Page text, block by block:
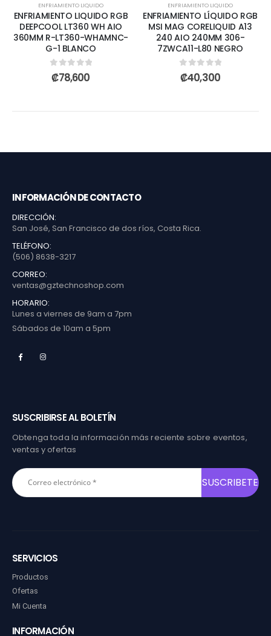
ENFRIAMIENTO LIQUIDO
ENFRIAMIENTO LIQUIDO RGB
DEEPCOOL LT360 WH AIO
360MM R-LT360-WHAMNC-
G-1 BLANCO
0out of 5
₡78,600
ENFRIAMIENTO LIQUIDO
ENFRIAMIENTO LÍQUIDO RGB
MSI MAG CORELIQUID A13
240 AIO 240MM 306-
7ZWCA11-L80 NEGRO
0out of 5
₡40,300
INFORMACIÓN DE CONTACTO
DIRECCIÓN:
San José, San Francisco de dos ríos, Costa Rica.
TELÉFONO:
(506) 8638-3217
CORREO:
ventas@gztechnoshop.com
HORARIO:
Lunes a viernes de 9am a 7pm
Sábados de 10am a 5pm
SUSCRIBIRSE AL BOLETÍN
Obtenga toda la información más reciente sobre eventos,
ventas y ofertas
SERVICIOS
Productos
Ofertas
Mi Cuenta
INFORMACIÓN